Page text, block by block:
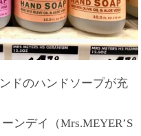
ドのハンドソープが充
ンデイ（Mrs.MEYER’S